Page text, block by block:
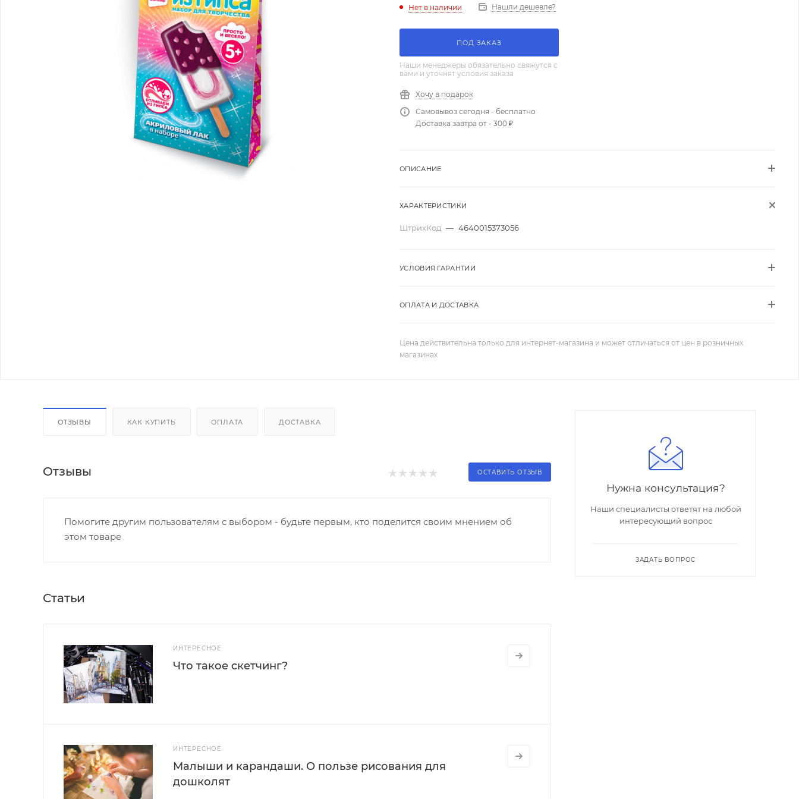
Нет в наличии Нашли дешевле?
ПОД ЗАКАЗ
Наши менеджеры обязательно свяжутся с
вами и уточнят условия заказа
Хочу в подарок
Самовывоз сегодня - бесплатно
Доставка завтра от - 300 ₽
ОПИСАНИЕ
ХАРАКТЕРИСТИКИ
ШтрихКод — 4640015373056
УСЛОВИЯ ГАРАНТИИ
ОПЛАТА И ДОСТАВКА
Цена действительна только для интернет-магазина и может отличаться от цен в розничных
магазинах
ОТЗЫВЫ КАК КУПИТЬ ОПЛАТА ДОСТАВКА
Отзывы ОСТАВИТЬ ОТЗЫВ
Помогите другим пользователям с выбором - будьте первым, кто поделится своим мнением об
этом товаре
Статьи
ИНТЕРЕСНОЕ
Что такое скетчинг?
ИНТЕРЕСНОЕ
Малыши и карандаши. О пользе рисования для
дошколят
Нужна консультация?
Наши специалисты ответят на любой
интересующий вопрос
ЗАДАТЬ ВОПРОС